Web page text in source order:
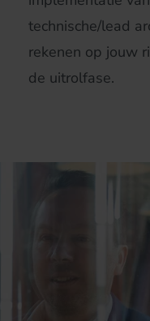
technische/lead
rekenen op jouw
de uitrolfase.